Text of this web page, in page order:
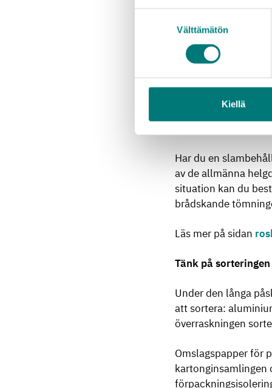
Välttämätön
Kiellä
den 3 april står
och också under
Under påskveckan
skärtorsdag kväll.
avfallsstationerna
Har du en
av de allmänna
situation kan du
brådskande
Läs mer på sidan
Tänk på sorteringen
Under den långa
att sortera:
överraskningen
Omslagspapper för
kartonginsamlingen